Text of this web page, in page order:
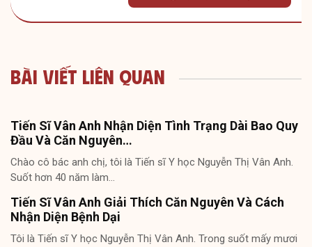
Bài Viết Liên Quan
Tiến Sĩ Vân Anh Nhận Diện Tình Trạng Dài Bao Quy
Đầu Và Căn Nguyên…
Chào cô bác anh chị, tôi là Tiến sĩ Y học Nguyễn Thị Vân Anh.
Suốt hơn 40 năm làm…
Tiến Sĩ Vân Anh Giải Thích Căn Nguyên Và Cách
Nhận Diện Bệnh Dại
Tôi là Tiến sĩ Y học Nguyễn Thị Vân Anh. Trong suốt mấy mươi